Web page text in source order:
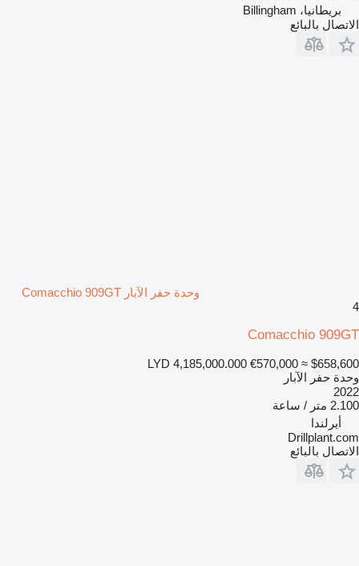
بريطانيا، Billingham
الاتصال بالبائع
وحدة حفر الآبار Comacchio 909GT
4
Comacchio 909GT
LYD 4,185,000.000 €570,000 ≈ $658,600
وحدة حفر الآبار
2022
2.100 متر / ساعة
أيرلندا
Drillplant.com
الاتصال بالبائع